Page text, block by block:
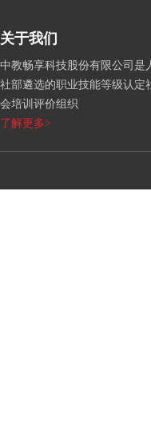
关于我们
中教畅享科技股份有限公司是
社部遴选的职业技能等级认定
会培训评价组织
了解更多>